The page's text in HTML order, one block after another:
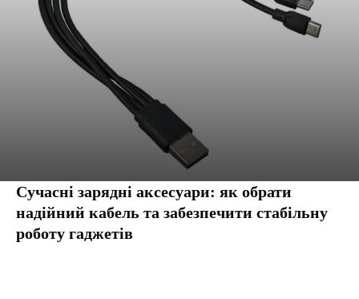
Сучасні зарядні аксесуари: як обрати
надійний кабель та забезпечити стабільну
роботу гаджетів